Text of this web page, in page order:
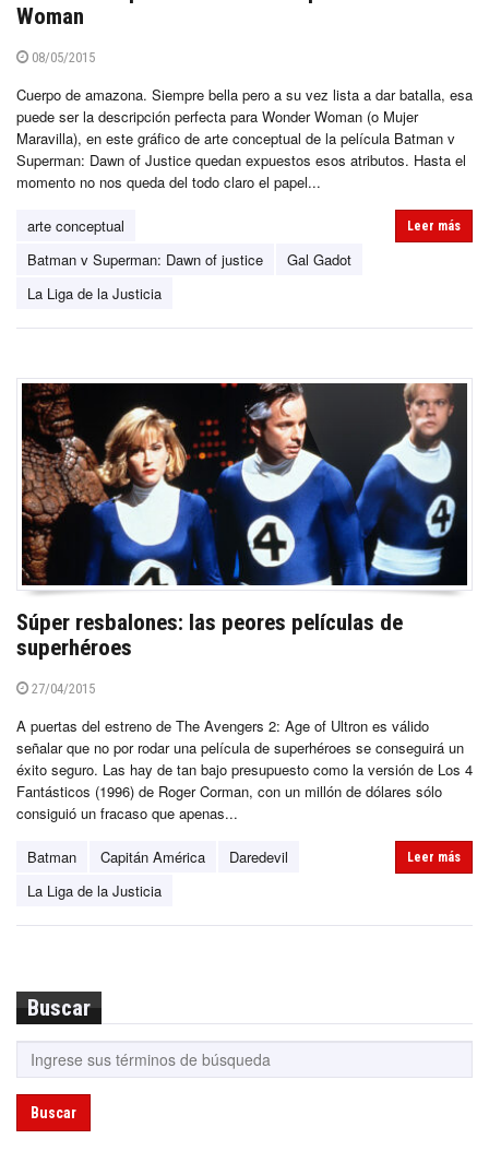
Woman
08/05/2015
Cuerpo de amazona. Siempre bella pero a su vez lista a dar batalla, esa
puede ser la descripción perfecta para Wonder Woman (o Mujer
Maravilla), en este gráfico de arte conceptual de la película Batman v
Superman: Dawn of Justice quedan expuestos esos atributos. Hasta el
momento no nos queda del todo claro el papel...
arte conceptual
Batman v Superman: Dawn of justice
Gal Gadot
La Liga de la Justicia
Leer más
Súper resbalones: las peores películas de
superhéroes
27/04/2015
A puertas del estreno de The Avengers 2: Age of Ultron es válido
señalar que no por rodar una película de superhéroes se conseguirá un
éxito seguro. Las hay de tan bajo presupuesto como la versión de Los 4
Fantásticos (1996) de Roger Corman, con un millón de dólares sólo
consiguió un fracaso que apenas...
Batman Capitán América
Daredevil
La Liga de la Justicia
Leer más
Buscar
Buscar